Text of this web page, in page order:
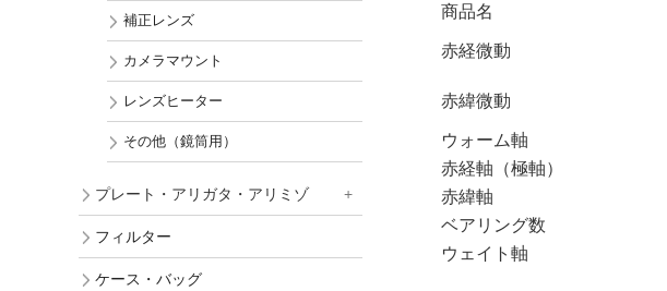
商品名
赤経微動
赤緯微動
ウォーム軸
赤経軸（極軸）
赤緯軸
ベアリング数
ウェイト軸
補正レンズ
カメラマウント
レンズヒーター
その他（鏡筒用）
プレート・アリガタ・アリミゾ
フィルター
ケース・バッグ